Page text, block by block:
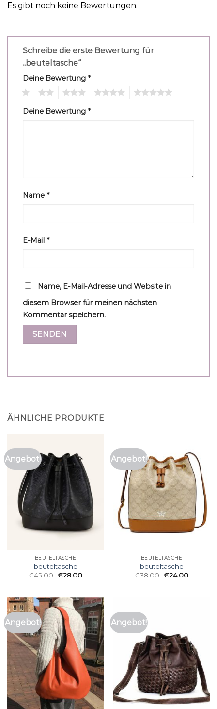
Es gibt noch keine Bewertungen.
Schreibe die erste Bewertung für
„beuteltasche“
Deine Bewertung *
Deine Bewertung *
Name *
E-Mail *
Name, E-Mail-Adresse und Website in
diesem Browser für meinen nächsten
Kommentar speichern.
ÄHNLICHE PRODUKTE
Angebot!
BEUTELTASCHE
beuteltasche
€45.00 €28.00
Angebot!
BEUTELTASCHE
beuteltasche
€38.00 €24.00
Angebot! Angebot!